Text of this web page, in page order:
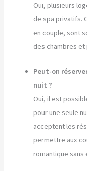
Oui, plusieurs
de spa privatifs.
en couple, sont
des chambres
Peut-on
nuit ?
Oui, il est
pour une seule
acceptent les
permettre aux
romantique sans